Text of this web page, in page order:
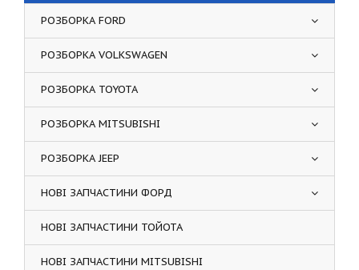
РОЗБОРКА FORD
РОЗБОРКА VOLKSWAGEN
РОЗБОРКА TOYOTA
РОЗБОРКА MITSUBISHI
РОЗБОРКА JEEP
НОВІ ЗАПЧАСТИНИ ФОРД
НОВІ ЗАПЧАСТИНИ ТОЙОТА
НОВІ ЗАПЧАСТИНИ MITSUBISHI